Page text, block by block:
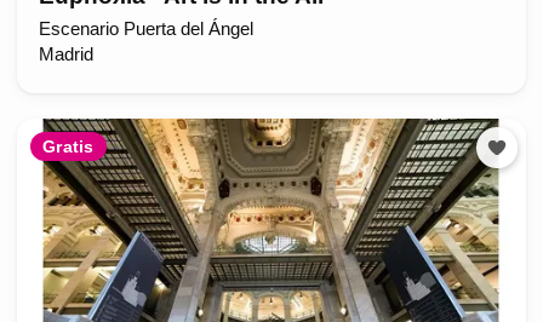
Escenario Puerta del Ángel
Madrid
Gratis